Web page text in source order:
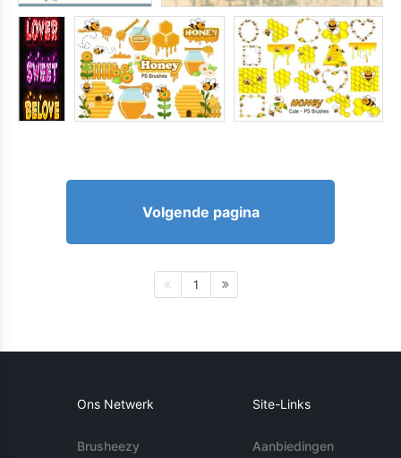
Volgende pagina
1
Ons Netwerk
Brusheezy
Site-Links
Aanbiedingen